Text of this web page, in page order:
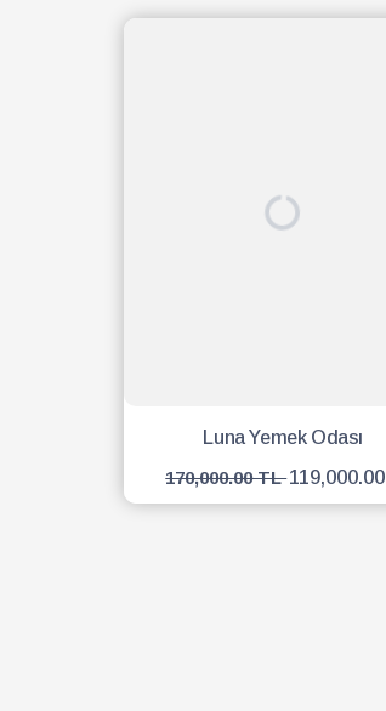
Luna Yemek Odası
170,000.00 TL119,000.00